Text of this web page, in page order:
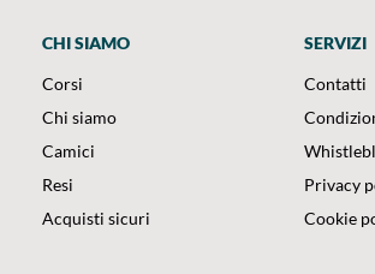
CHI SIAMO
Corsi
Chi siamo
Camici
Resi
Acquisti sicuri
SERVIZI
Contatti
Privacy
Cookie